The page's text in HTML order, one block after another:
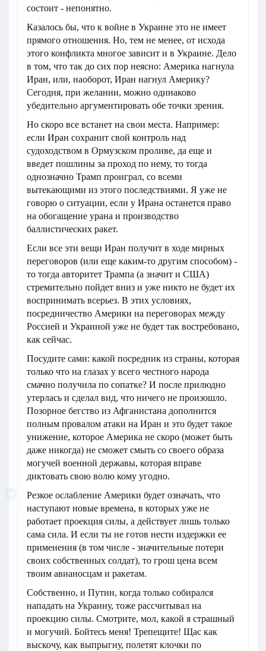
состоит - непонятно.
Казалось бы, что к войне в Украине это не имеет
прямого отношения. Но, тем не менее, от исхода
этого конфликта многое зависит и в Украине. Дело
в том, что так до сих пор неясно: Америка нагнула
Иран, или, наоборот, Иран нагнул Америку?
Сегодня, при желании, можно одинаково
убедительно аргументировать обе точки зрения.
Но скоро все встанет на свои места. Например:
если Иран сохранит свой контроль над
судоходством в Ормузском проливе, да еще и
введет пошлины за проход по нему, то тогда
однозначно Трамп проиграл, со всеми
вытекающими из этого последствиями. Я уже не
говорю о ситуации, если у Ирана останется право
на обогащение урана и производство
баллистических ракет.
Если все эти вещи Иран получит в ходе мирных
переговоров (или еще каким-то другим способом) -
то тогда авторитет Трампа (а значит и США)
стремительно пойдет вниз и уже никто не будет их
воспринимать всерьез. В этих условиях,
посредничество Америки на переговорах между
Россией и Украиной уже не будет так востребовано,
как сейчас.
Посудите сами: какой посредник из страны, которая
только что на глазах у всего честного народа
смачно получила по сопатке? И после прилюдно
утерлась и сделал вид, что ничего не произошло.
Позорное бегство из Афганистана дополнится
полным провалом атаки на Иран и это будет такое
унижение, которое Америка не скоро (может быть
даже никогда) не сможет смыть со своего образа
могучей военной державы, которая вправе
диктовать свою волю кому угодно.
Резкое ослабление Америки будет означать, что
наступают новые времена, в которых уже не
работает проекция силы, а действует лишь только
сама сила. И если ты не готов нести издержки ее
применения (в том числе - значительные потери
своих собственных солдат), то грош цена всем
твоим авианосцам и ракетам.
Собственно, и Путин, когда только собирался
нападать на Украину, тоже рассчитывал на
проекцию силы. Смотрите, мол, какой я страшный
и могучий. Бойтесь меня! Трепещите! Щас как
выскочу, как выпрыгну, полетят клочки по